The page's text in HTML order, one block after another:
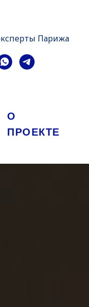
Парижа
О
ПРОЕКТЕ